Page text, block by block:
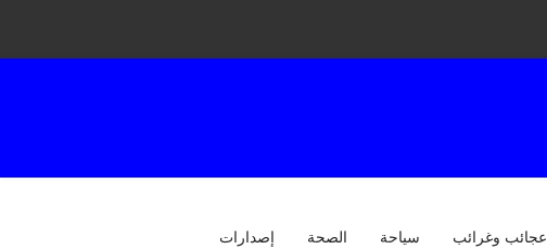
عجائب وغرائب سياحة الصحة إصدارات